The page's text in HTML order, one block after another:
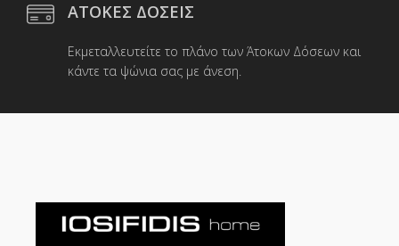
ΑΤΟΚΕΣ ΔΟΣΕΙΣ
Εκμεταλλευτείτε το πλάνο των Άτοκων Δόσεων και
κάντε τα ψώνια σας με άνεση.